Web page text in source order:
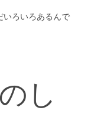
いろいろあるんで
し